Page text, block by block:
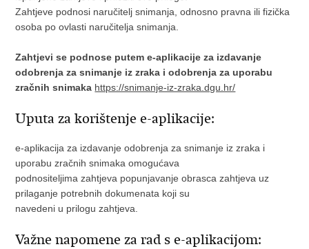
Zahtjeve podnosi naručitelj snimanja, odnosno pravna ili fizička
osoba po ovlasti naručitelja snimanja.
Zahtjevi se podnose putem e-aplikacije za izdavanje
odobrenja za snimanje iz zraka i odobrenja za uporabu
zračnih snimaka https://snimanje-iz-zraka.dgu.hr/
Uputa za korištenje e-aplikacije:
e-aplikacija za izdavanje odobrenja za snimanje iz zraka i
uporabu zračnih snimaka omogućava
podnositeljima zahtjeva popunjavanje obrasca zahtjeva uz
prilaganje potrebnih dokumenata koji su
navedeni u prilogu zahtjeva.
Važne napomene za rad s e-aplikacijom: